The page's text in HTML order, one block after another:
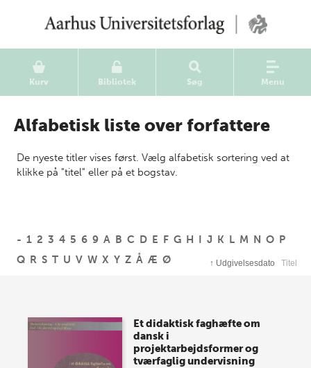
Kurv Bibliotek Søg Menu
Alfabetisk liste over forfattere
De nyeste titler vises først. Vælg alfabetisk sortering ved at
klikke på "titel" eller på et bogstav.
- 1 2 3 4 5 6 9 A B C D E F G H I J K L M N O P
Q R S T U V W X Y Z Å Æ Ø ↑ Udgivelsesdato Titel
Et didaktisk faghæfte om
dansk i
projektarbejdsformer og
tværfaglig undervisning